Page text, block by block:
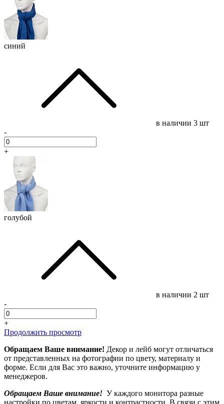
синий
в наличии 3 шт
-
+
голубой
в наличии 2 шт
-
+
Продолжить просмотр
Обращаем Ваше внимание! Декор и лейб могут отличаться
от представленных на фотографии по цвету, материалу и
форме. Если для Вас это важно, уточните информацию у
менеджеров.
Обращаем Ваше внимание! У каждого монитора разные
настройки по цветам, яркости и контрастности. В связи с этим